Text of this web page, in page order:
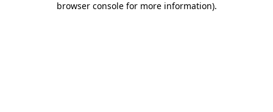
browser console for more information).